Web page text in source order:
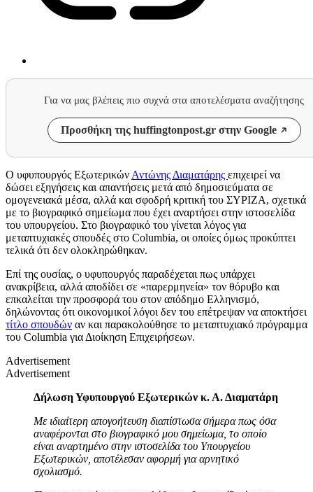
Για να μας βλέπεις πιο συχνά στα αποτελέσματα αναζήτησης
Προσθήκη της huffingtonpost.gr στην Google
Ο υφυπουργός Εξωτερικών Αντώνης Διαματάρης επιχειρεί να
δώσει εξηγήσεις και απαντήσεις μετά από δημοσιεύματα σε
ομογενειακά μέσα, αλλά και σφοδρή κριτική του ΣΥΡΙΖΑ, σχετικά
με το βιογραφικό σημείωμα που έχει αναρτήσει στην ιστοσελίδα
του υπουργείου. Στο βιογραφικό του γίνεται λόγος για
μεταπτυχιακές σπουδές στο Columbia, οι οποίες όμως προκύπτει
τελικά ότι δεν ολοκληρώθηκαν.
Επί της ουσίας, ο υφυπουργός παραδέχεται πως υπάρχει
ανακρίβεια, αλλά αποδίδει σε «παρερμηνεία» τον θόρυβο και
επκαλείται την προσφορά του στον απόδημο Ελληνισμό,
δηλώνοντας ότι οικονομικοί λόγοι δεν του επέτρεψαν να αποκτήσει
τίτλο σπουδών αν και παρακολούθησε το μεταπτυχιακό πρόγραμμα
του Columbia για Διοίκηση Επιχειρήσεων.
Advertisement
Advertisement
Δήλωση Υφυπουργού Εξωτερικών κ. Α. Διαματάρη
Με ιδιαίτερη απογοήτευση διαπίστωσα σήμερα πως όσα
αναφέρονται στο βιογραφικό μου σημείωμα, το οποίο
είναι αναρτημένο στην ιστοσελίδα του Υπουργείου
Εξωτερικών, αποτέλεσαν αφορμή για αρνητικό
σχολιασμό.